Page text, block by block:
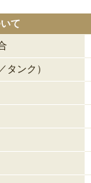
て
タンク）